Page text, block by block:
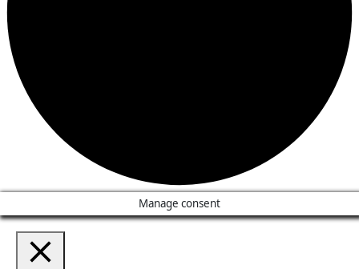
Manage consent